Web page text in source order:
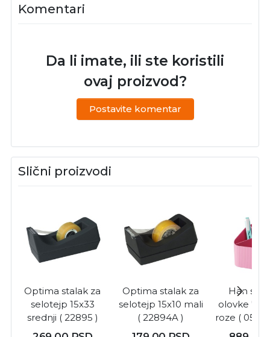
Komentari
Da li imate, ili ste koristili
ovaj proizvod?
Postavite komentar
Slični proizvodi
Optima stalak za
selotejp 15x33
srednji ( 22895 )
Optima stalak za
selotejp 15x10 mali
( 22894A )
Han
olovke
roze (